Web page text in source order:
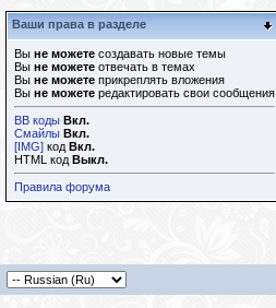
Ваши права в разделе
Вы не можете создавать новые темы
Вы не можете отвечать в темах
Вы не можете прикреплять вложения
Вы не можете редактировать свои сообщения
BB коды Вкл.
Смайлы Вкл.
[IMG] код Вкл.
HTML код Выкл.
Правила форума